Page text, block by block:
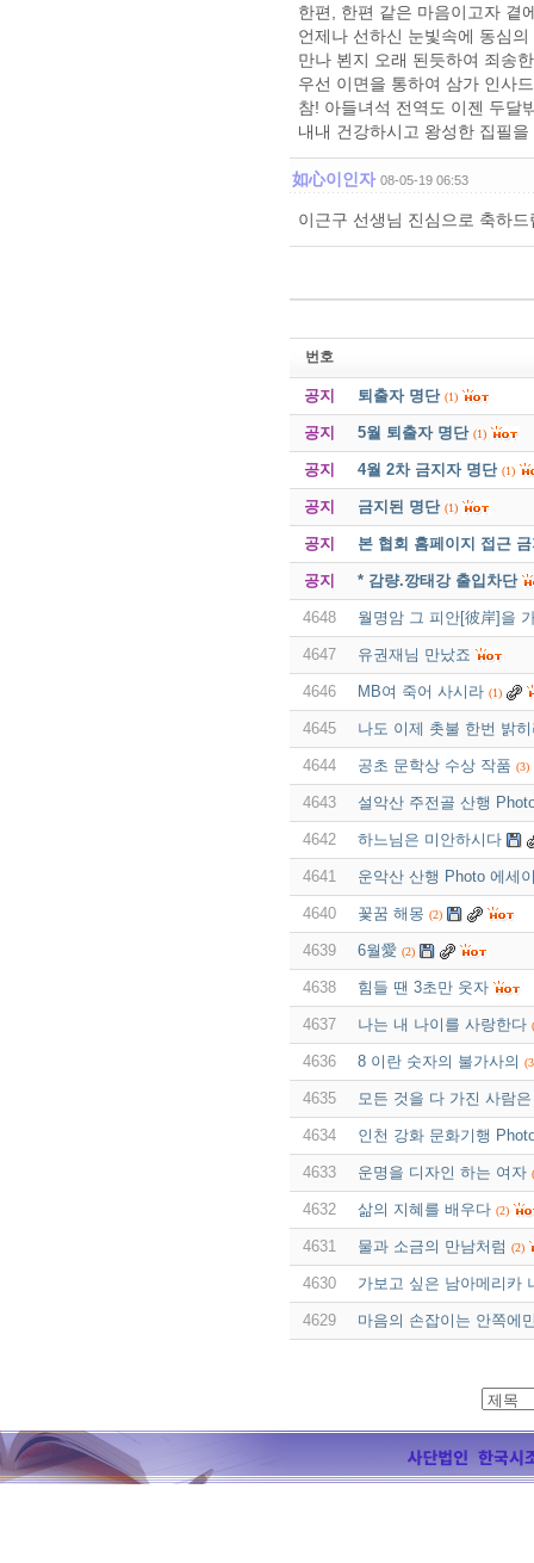
한편, 한편 같은 마음이고자 곁
언제나 선하신 눈빛속에 동심
만나 뵌지 오래 된듯하여 죄송
우선 이면을 통하여 삼가 인사
참! 아들녀석 전역도 이젠 두달
내내 건강하시고 왕성한 집필
如心이인자 08-05-19 06:53
이근구 선생님 진심으로 축하드
번호
공지 퇴출자 명단 (1)
공지 5월 퇴출자 명단 (1)
공지 4월 2차 금지자 명단 (1)
공지 금지된 명단 (1)
공지 본 협회 홈페이지 접근
공지 * 감량.깡태강 출입차단
4648 월명암 그 피안[彼岸]을
4647 유권재님 만났죠
4646 MB여 죽어 사시라 (1)
4645 나도 이제 촛불 한번 밝
4644 공초 문학상 수상 작품 (3)
4643 설악산 주전골 산행
4642 하느님은 미안하시다
4641 운악산 산행 Photo 에세
4640 꽃꿈 해몽 (2)
4639 6월愛 (2)
4638 힘들 땐 3초만 웃자
4637 나는 내 나이를 사랑한다
4636 8 이란 숫자의 불가사의
4635 모든 것을 다 가진 사람
4634 인천 강화 문화기행
4633 운명을 디자인 하는 여자
4632 삶의 지혜를 배우다 (2)
4631 물과 소금의 만남처럼 (2)
4630 가보고 싶은 남아메리카
4629 마음의 손잡이는 안쪽에